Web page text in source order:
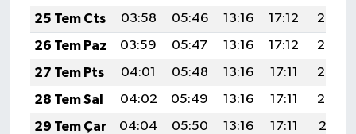
25 Tem Cts
03:58 05:46 13:16 17:12
20:35
26 Tem Paz
03:59 05:47 13:16 17:12
20:34
27 Tem Pts
04:01 05:48 13:16 17:11
20:33
28 Tem Sal
04:02 05:49 13:16 17:11
20:32
29 Tem Çar
04:04 05:50 13:16 17:11
20:31